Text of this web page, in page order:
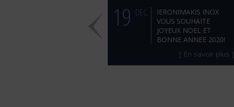
19 DEC.
IERONIMAKIS INOX
VOUS SOUHAITE
JOYEUX NOEL ET
BONNE ANNEE 2020!
[ En savoir plus ]